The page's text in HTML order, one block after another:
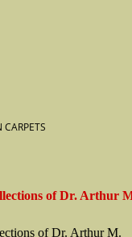
CARPETS
of Dr. Arthur